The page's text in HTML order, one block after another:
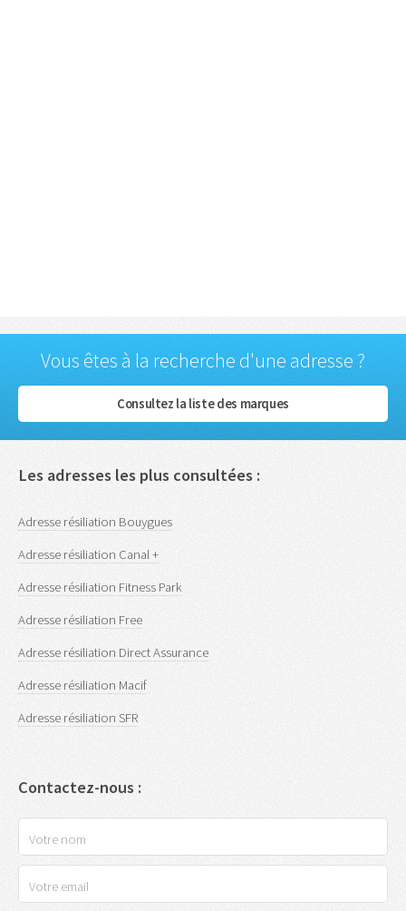
Vous êtes à la recherche d'une adresse ?
Consultez la liste des marques
Les adresses les plus consultées :
Adresse résiliation Bouygues
Adresse résiliation Canal +
Adresse résiliation Fitness Park
Adresse résiliation Free
Adresse résiliation Direct Assurance
Adresse résiliation Macif
Adresse résiliation SFR
Contactez-nous :